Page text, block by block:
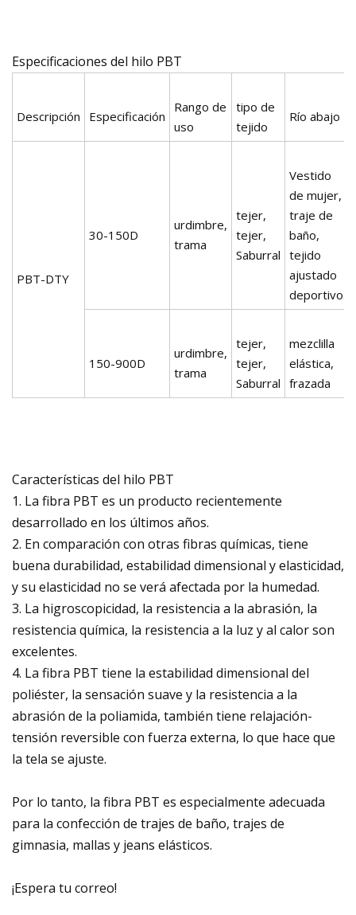
Especificaciones del hilo PBT
Descripción Especificación
Rango de
uso
tipo de
tejido
Río abajo
PBT-DTY
30-150D
urdimbre,
trama
tejer,
tejer,
Saburral
Vestido
de mujer,
traje de
baño,
tejido
ajustado
deportivo.
150-900D
urdimbre,
trama
tejer,
tejer,
Saburral
mezclilla
elástica,
frazada
Características del hilo PBT
1. La fibra PBT es un producto recientemente
desarrollado en los últimos años.
2. En comparación con otras fibras químicas, tiene
buena durabilidad, estabilidad dimensional y elasticidad,
y su elasticidad no se verá afectada por la humedad.
3. La higroscopicidad, la resistencia a la abrasión, la
resistencia química, la resistencia a la luz y al calor son
excelentes.
4. La fibra PBT tiene la estabilidad dimensional del
poliéster, la sensación suave y la resistencia a la
abrasión de la poliamida, también tiene relajación-
tensión reversible con fuerza externa, lo que hace que
la tela se ajuste.
Por lo tanto, la fibra PBT es especialmente adecuada
para la confección de trajes de baño, trajes de
gimnasia, mallas y jeans elásticos.
¡Espera tu correo!